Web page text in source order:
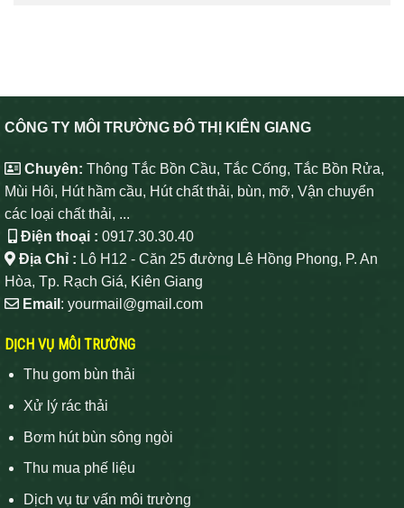
CÔNG TY MÔI TRƯỜNG ĐÔ THỊ KIÊN GIANG
Chuyên: Thông Tắc Bồn Cầu, Tắc Cống, Tắc Bồn Rửa,
Mùi Hôi, Hút hầm cầu, Hút chất thải, bùn, mỡ, Vận chuyển
các loại chất thải, ...
Điện thoại : 0917.30.30.40
Địa Chỉ : Lô H12 - Căn 25 đường Lê Hồng Phong, P. An
Hòa, Tp. Rạch Giá, Kiên Giang
Email : yourmail@gmail.com
DỊCH VỤ MÔI TRƯỜNG
Thu gom bùn thải
Xử lý rác thải
Bơm hút bùn sông ngòi
Thu mua phế liệu
Dịch vụ tư vấn môi trường